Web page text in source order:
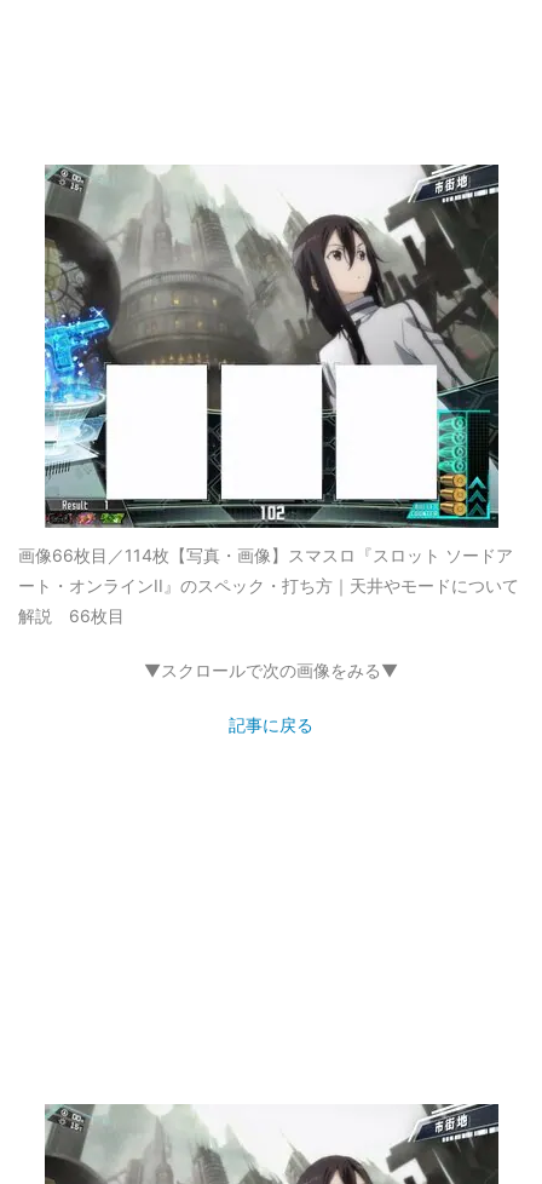
画像66枚目／114枚 【写真・画像】スマスロ『スロット ソードア
ート・オンラインII』のスペック・打ち方｜天井やモードについて
解説 66枚目
▼スクロールで次の画像をみる▼
記事に戻る